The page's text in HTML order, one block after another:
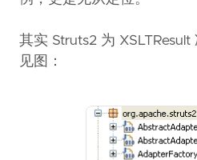
其实 Struts2 为 XSLTResult
见图：